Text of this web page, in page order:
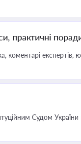
практичні
коментарі експертів,
Судом